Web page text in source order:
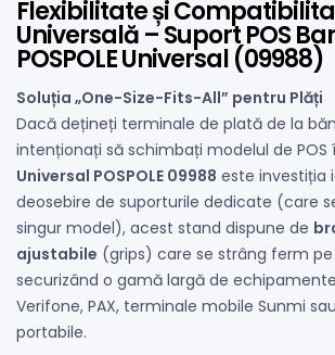
Flexibilitate și
Universală – Suport POS
POSPOLE Universal (09988)
Soluția „One-Size-Fits-All” pentru Plăți
Dacă dețineți terminale de plată de la
intenționați să schimbați modelul de POS
Universal POSPOLE 09988 este investiția
deosebire de suporturile dedicate (care
singur model), acest stand dispune de
ajustabile (grips) care se strâng ferm pe
securizând o gamă largă de
Verifone, PAX, terminale mobile Sunmi
portabile.